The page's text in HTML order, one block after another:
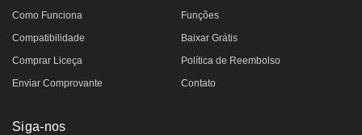
Como Funciona
Funções
Compatibilidade
Baixar Grátis
Comprar Liceça
Política de Reembolso
Enviar Comprovante
Contato
Siga-nos